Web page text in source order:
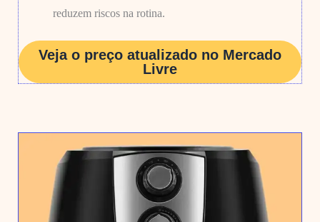
reduzem riscos na rotina.
Veja o preço atualizado no Mercado
Livre